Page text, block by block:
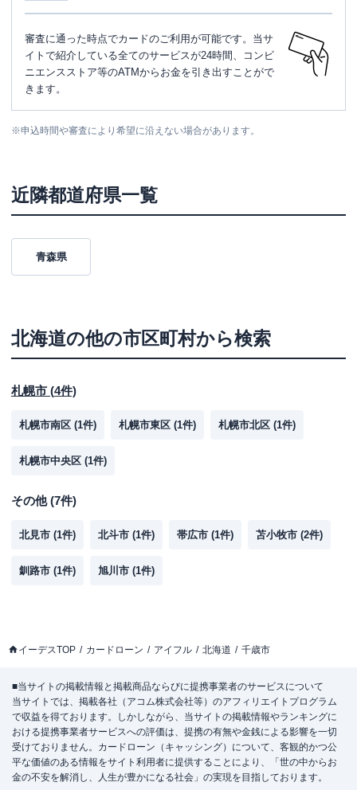
審査に通った時点でカードのご利用が可能です。当サ
イトで紹介している全てのサービスが24時間、コンビ
ニエンスストア等のATMからお金を引き出すことがで
きます。
※申込時間や審査により希望に沿えない場合があります。
近隣都道府県一覧
青森県
北海道の他の市区町村から検索
札幌市 (4件)
札幌市南区 (1件) 札幌市東区 (1件) 札幌市北区 (1件)
札幌市中央区 (1件)
その他(7件)
北見市 (1件) 北斗市 (1件) 帯広市 (1件) 苫小牧市 (2件)
釧路市 (1件) 旭川市 (1件)
イーデスTOP カードローン アイフル 北海道 千歳市
■当サイトの掲載情報と掲載商品ならびに提携事業者のサービスについて
当サイトでは、掲載各社（アコム株式会社等）のアフィリエイトプログラム
で収益を得ております。しかしながら、当サイトの掲載情報やランキングに
おける提携事業者サービスへの評価は、提携の有無や金銭による影響を一切
受けておりません。カードローン（キャッシング）について、客観的かつ公
平な価値のある情報をサイト利用者に提供することにより、「世の中からお
金の不安を解消し、人生が豊かになる社会」の実現を目指しております。